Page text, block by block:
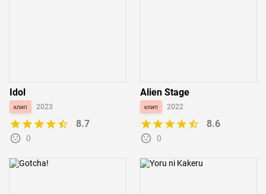
Idol
клип 2023
8.7
0
Alien Stage
клип 2022
8.6
0